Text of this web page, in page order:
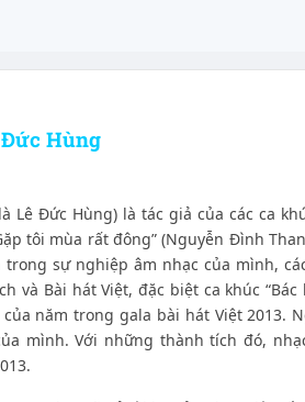
Hùng
Lê Đức Hùng) là tác giả của các ca
tôi mùa rất đông” (Nguyễn Đình
sự nghiệp âm nhạc của mình,
và Bài hát Việt, đặc biệt ca khúc
năm trong gala bài hát Việt 2013.
mình. Với những thành tích đó,